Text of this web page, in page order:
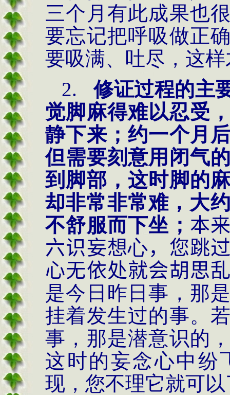
三个月有此成果也
要忘记把呼吸做正
要吸满、吐尽，这
2.
修证过程的主
觉脚麻得难以忍受
静下来；约一个月
但需要刻意用闭气
到脚部，这时脚的
却非常非常难，大
不舒服而下坐； 本
六识妄想心，您跳
心无依处就会胡思
是今日昨日事，那
挂着发生过的事。
事，那是潜意识的
这时的妄念心中纷
现，您不理它就可